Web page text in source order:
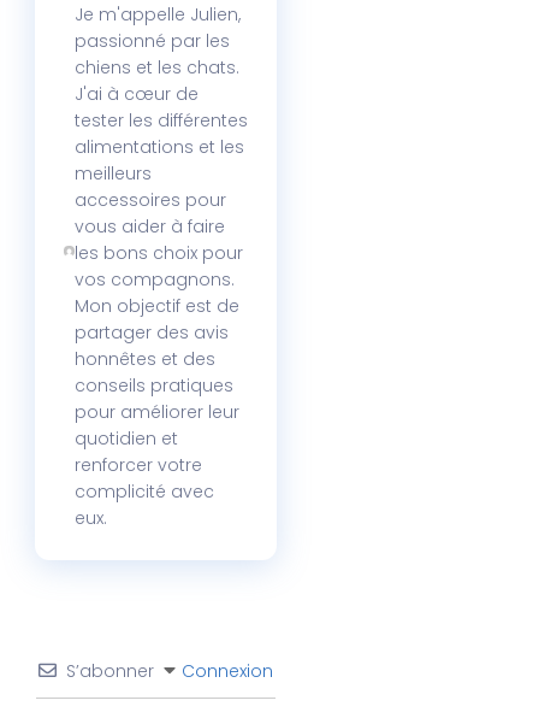
Je m'appelle Julien,
passionné par les
chiens et les chats.
J'ai à cœur de
tester les différentes
alimentations et les
meilleurs
accessoires pour
vous aider à faire
les bons choix pour
vos compagnons.
Mon objectif est de
partager des avis
honnêtes et des
conseils pratiques
pour améliorer leur
quotidien et
renforcer votre
complicité avec
eux.
S’abonner Connexion